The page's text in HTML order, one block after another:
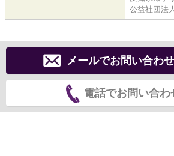
公益社団法
メールでお問い合わ
電話でお問い合わ